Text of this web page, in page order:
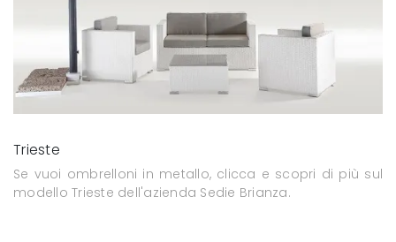
Trieste
Se vuoi ombrelloni in metallo, clicca e scopri di più sul
modello Trieste dell'azienda Sedie Brianza.